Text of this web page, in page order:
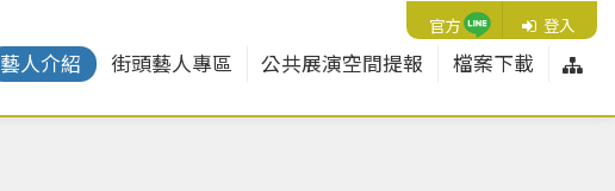
官方Line 登入
藝人介紹 街頭藝人專區 公共展演空間提報 檔案下載 網